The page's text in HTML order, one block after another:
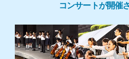
コンサートが開催